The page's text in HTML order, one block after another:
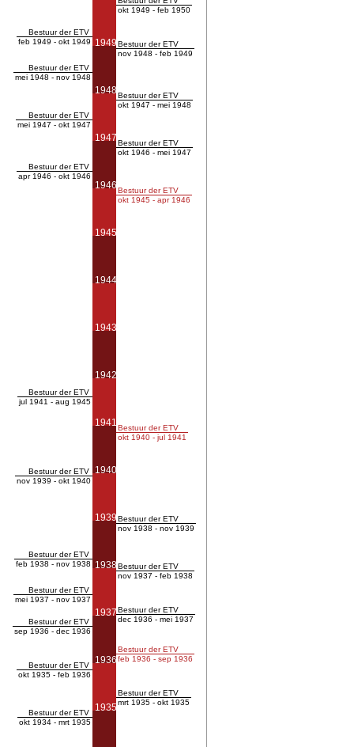
Bestuur der ETV
feb 1949 - okt 1949
Bestuur der ETV
mei 1948 - nov 1948
Bestuur der ETV
mei 1947 - okt 1947
Bestuur der ETV
apr 1946 - okt 1946
Bestuur der ETV
jul 1941 - aug 1945
Bestuur der ETV
nov 1939 - okt 1940
Bestuur der ETV
feb 1938 - nov 1938
Bestuur der ETV
mei 1937 - nov 1937
Bestuur der ETV
sep 1936 - dec 1936
Bestuur der ETV
okt 1935 - feb 1936
Bestuur der ETV
okt 1934 - mrt 1935
1949
1948
1947
1946
1945
1944
1943
1942
1941
1940
1939
1938
1937
1936
1935
okt 1949 - feb 1950
Bestuur der ETV
nov 1948 - feb 1949
Bestuur der ETV
okt 1947 - mei 1948
Bestuur der ETV
okt 1946 - mei 1947
Bestuur der ETV
okt 1945 - apr 1946
Bestuur der ETV
okt 1940 - jul 1941
Bestuur der ETV
nov 1938 - nov 1939
Bestuur der ETV
nov 1937 - feb 1938
Bestuur der ETV
dec 1936 - mei 1937
Bestuur der ETV
feb 1936 - sep 1936
Bestuur der ETV
mrt 1935 - okt 1935